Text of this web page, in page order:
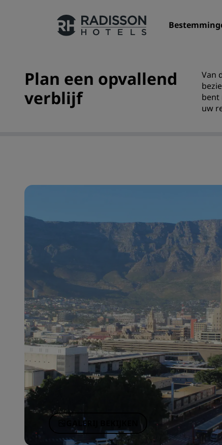
Onze merken
Radisson Hotels Brands
Plan een opvallend
verblijf
Van
bent
uw
GALERIJ BEKIJKEN